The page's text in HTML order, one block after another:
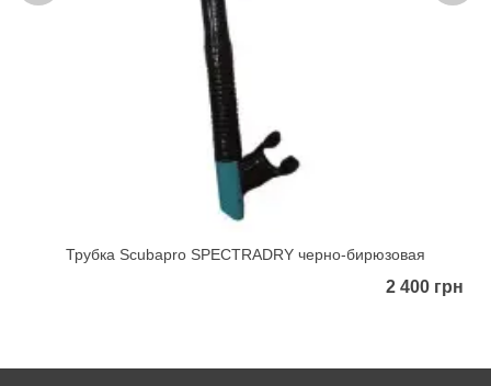
Трубка Scubapro SPECTRADRY черно-бирюзовая
2 400 грн